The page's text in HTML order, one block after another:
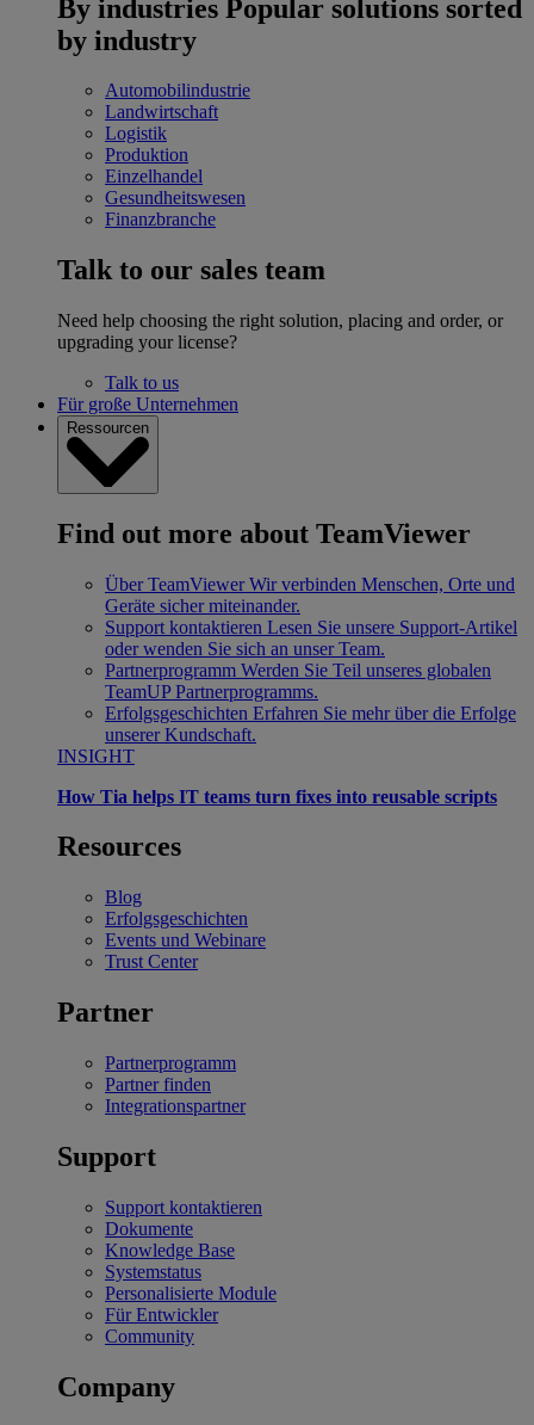
By industries Popular solutions sorted
by industry
Automobilindustrie
Landwirtschaft
Logistik
Produktion
Einzelhandel
Gesundheitswesen
Finanzbranche
Talk to our sales team
Need help choosing the right solution, placing and order, or
upgrading your license?
Talk to us
Für große Unternehmen
Ressourcen
Find out more about TeamViewer
Über TeamViewer Wir verbinden Menschen, Orte und
Geräte sicher miteinander.
Support kontaktieren Lesen Sie unsere Support-Artikel
oder wenden Sie sich an unser Team.
Partnerprogramm Werden Sie Teil unseres globalen
TeamUP Partnerprogramms.
Erfolgsgeschichten Erfahren Sie mehr über die Erfolge
unserer Kundschaft.
INSIGHT
How Tia helps IT teams turn fixes into reusable scripts
Resources
Blog
Erfolgsgeschichten
Events und Webinare
Trust Center
Partner
Partnerprogramm
Partner finden
Integrationspartner
Support
Support kontaktieren
Dokumente
Knowledge Base
Systemstatus
Personalisierte Module
Für Entwickler
Community
Company